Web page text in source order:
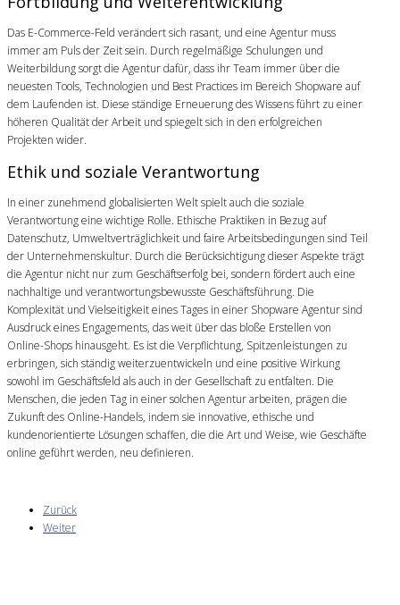
Das E-Commerce-Feld verändert sich rasant, und eine Agentur muss
immer am Puls der Zeit sein. Durch regelmäßige Schulungen und
Weiterbildung sorgt die Agentur dafür, dass ihr Team immer über die
neuesten Tools, Technologien und Best Practices im Bereich Shopware auf
dem Laufenden ist. Diese ständige Erneuerung des Wissens führt zu einer
höheren Qualität der Arbeit und spiegelt sich in den erfolgreichen
Projekten wider.
Ethik und soziale Verantwortung
In einer zunehmend globalisierten Welt spielt auch die soziale
Verantwortung eine wichtige Rolle. Ethische Praktiken in Bezug auf
Datenschutz, Umweltverträglichkeit und faire Arbeitsbedingungen sind Teil
der Unternehmenskultur. Durch die Berücksichtigung dieser Aspekte trägt
die Agentur nicht nur zum Geschäftserfolg bei, sondern fördert auch eine
nachhaltige und verantwortungsbewusste Geschäftsführung. Die
Komplexität und Vielseitigkeit eines Tages in einer Shopware Agentur sind
Ausdruck eines Engagements, das weit über das bloße Erstellen von
Online-Shops hinausgeht. Es ist die Verpflichtung, Spitzenleistungen zu
erbringen, sich ständig weiterzuentwickeln und eine positive Wirkung
sowohl im Geschäftsfeld als auch in der Gesellschaft zu entfalten. Die
Menschen, die jeden Tag in einer solchen Agentur arbeiten, prägen die
Zukunft des Online-Handels, indem sie innovative, ethische und
kundenorientierte Lösungen schaffen, die die Art und Weise, wie Geschäfte
online geführt werden, neu definieren.
Zurück
Weiter